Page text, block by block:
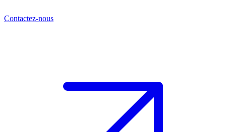
Contactez-nous